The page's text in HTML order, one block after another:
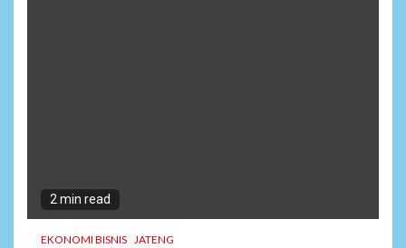
2 min read
EKONOMI BISNIS JATENG